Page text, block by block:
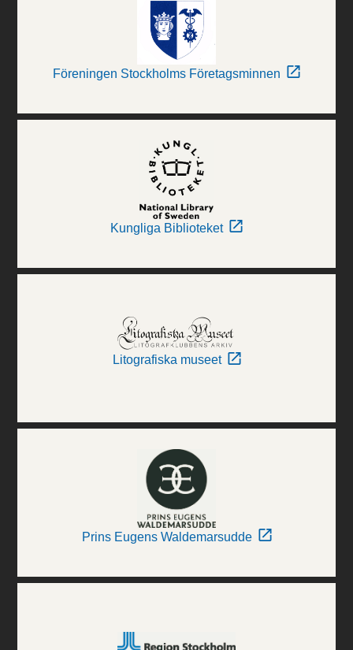
Föreningen Stockholms Företagsminnen
Kungliga Biblioteket
Litografiska museet
Prins Eugens Waldemarsudde